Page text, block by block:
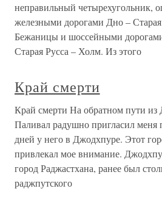
неправильный четырехугольник,
железными дорогами Дно –
Бежаницы и шоссейными
Старая Русса – Холм. Из этого
Край смерти
Край смерти На обратном пути из
Паливал радушно пригласил меня
дней у него в Джодхпуре. Этот
привлекал мое внимание.
город Раджастхана, ранее был
раджпутского